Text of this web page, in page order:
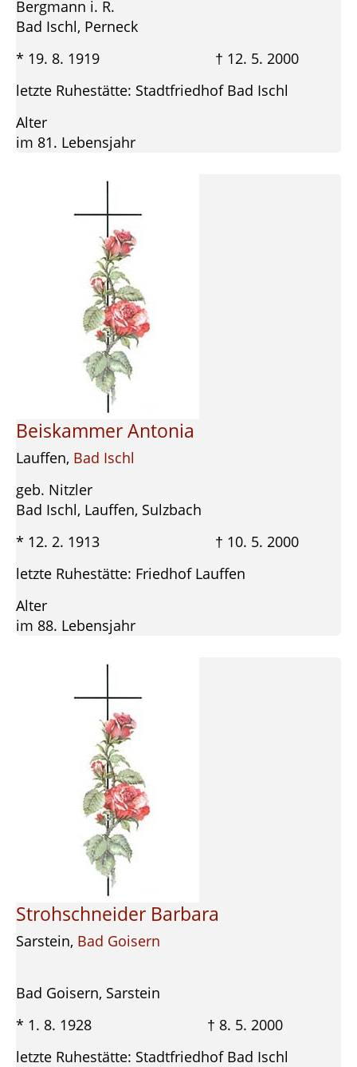
Bergmann i. R.
Bad Ischl, Perneck
* 19. 8. 1919 † 12. 5. 2000
letzte Ruhestätte: Stadtfriedhof Bad Ischl
Alter
im 81. Lebensjahr
Beiskammer Antonia
Lauffen, Bad Ischl
geb. Nitzler
Bad Ischl, Lauffen, Sulzbach
* 12. 2. 1913 † 10. 5. 2000
letzte Ruhestätte: Friedhof Lauffen
Alter
im 88. Lebensjahr
Strohschneider Barbara
Sarstein, Bad Goisern
Bad Goisern, Sarstein
* 1. 8. 1928 † 8. 5. 2000
letzte Ruhestätte: Stadtfriedhof Bad Ischl